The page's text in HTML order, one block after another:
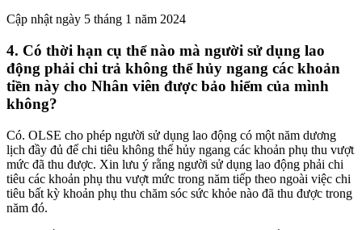
Cập nhật ngày 5 tháng 1 năm 2024
4. Có thời hạn cụ thể nào mà người sử dụng lao
động phải chi trả không thể hủy ngang các khoản
tiền này cho Nhân viên được bảo hiểm của mình
không?
Có. OLSE cho phép người sử dụng lao động có một năm dương
lịch đầy đủ để chi tiêu không thể hủy ngang các khoản phụ thu vượt
mức đã thu được. Xin lưu ý rằng người sử dụng lao động phải chi
tiêu các khoản phụ thu vượt mức trong năm tiếp theo ngoài việc chi
tiêu bất kỳ khoản phụ thu chăm sóc sức khỏe nào đã thu được trong
năm đó.